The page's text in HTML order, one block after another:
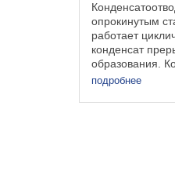
опрокинутым
работает
конденсат
образования.
с опрокинутым
при
подробнее